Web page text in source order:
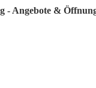
- Angebote &